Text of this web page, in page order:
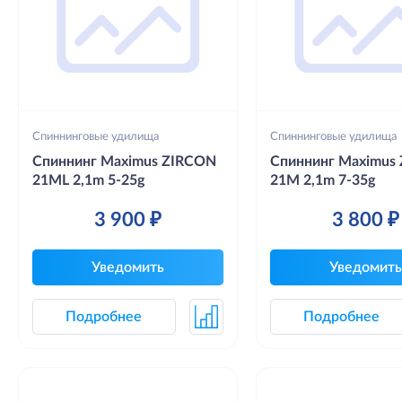
Спиннинговые удилища
Спиннинг Maximus ZIRCON
21ML 2,1m 5-25g
3 900 ₽
Уведомить
Подробнее
Спиннинговые удилища
Спиннинг Maximus
21M 2,1m 7-35g
3 800 ₽
Уведомить
Подробнее